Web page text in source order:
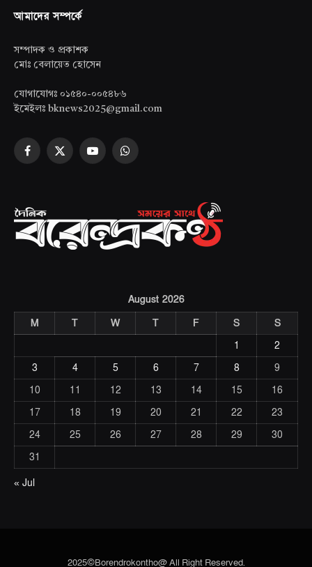
আমাদের সম্পর্কে
সম্পাদক ও প্রকাশক
মোঃ বেলায়েত হোসেন
যোগাযোগঃ ০১৫৪০-০০৫৪৮৬
ইমেইলঃ bknews2025@gmail.com
Facebook
X
YouTubeWhatsApp
August 2026
M
T W T F S
S
1
2
3
4 5 6 7 8
9
10
11 12 13 14 15
16
17
18 19 20 21 22
23
24
25 26 27 28 29
30
31
« Jul
2025©Borendrokontho@ All Right Reserved.